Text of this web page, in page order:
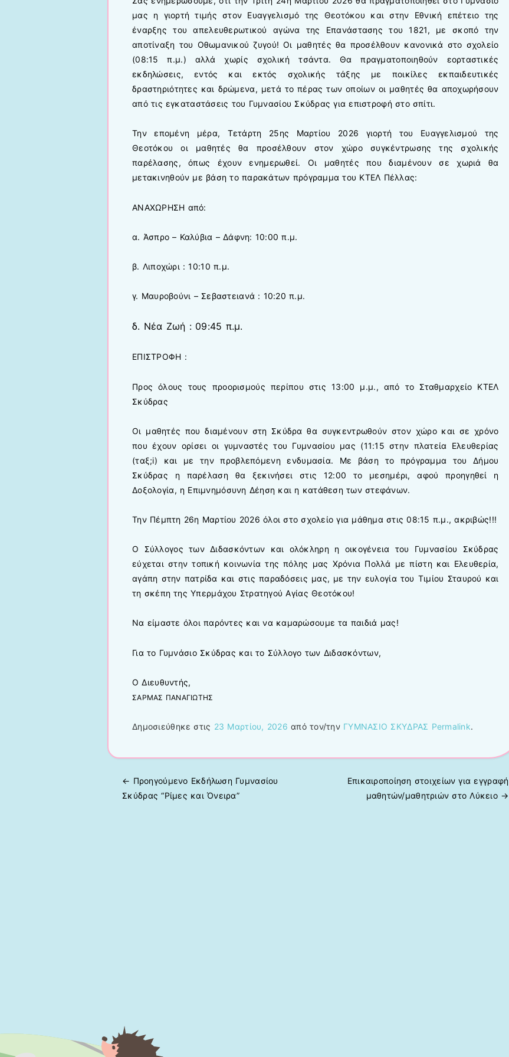
μας η γιορτή τιμής στον Ευαγγελισμό της Θεοτόκου και στην Εθνική επέτειο της
έναρξης του απελευθερωτικού αγώνα της Επανάστασης του 1821, με σκοπό την
αποτίναξη του Οθωμανικού ζυγού! Οι μαθητές θα προσέλθουν κανονικά στο σχολείο
(08:15 π.μ.) αλλά χωρίς σχολική τσάντα. Θα πραγματοποιηθούν εορταστικές
εκδηλώσεις, εντός και εκτός σχολικής τάξης με ποικίλες εκπαιδευτικές
δραστηριότητες και δρώμενα, μετά το πέρας των οποίων οι μαθητές θα αποχωρήσουν
από τις εγκαταστάσεις του Γυμνασίου Σκύδρας για επιστροφή στο σπίτι.
Την επομένη μέρα, Τετάρτη 25ης Μαρτίου 2026 γιορτή του Ευαγγελισμού της
Θεοτόκου οι μαθητές θα προσέλθουν στον χώρο συγκέντρωσης της σχολικής
παρέλασης, όπως έχουν ενημερωθεί. Οι μαθητές που διαμένουν σε χωριά θα
μετακινηθούν με βάση το παρακάτων πρόγραμμα του ΚΤΕΛ Πέλλας:
ΑΝΑΧΩΡΗΣΗ από:
α. Άσπρο – Καλύβια – Δάφνη: 10:00 π.μ.
β. Λιποχώρι : 10:10 π.μ.
γ. Μαυροβούνι – Σεβαστειανά : 10:20 π.μ.
δ. Νέα Ζωή : 09:45 π.μ.
ΕΠΙΣΤΡΟΦΗ :
Προς όλους τους προορισμούς περίπου στις 13:00 μ.μ., από το Σταθμαρχείο ΚΤΕΛ
Σκύδρας
Οι μαθητές που διαμένουν στη Σκύδρα θα συγκεντρωθούν στον χώρο και σε χρόνο
που έχουν ορίσει οι γυμναστές του Γυμνασίου μας (11:15 στην πλατεία Ελευθερίας
(ταξ;i) και με την προβλεπόμενη ενδυμασία. Με βάση το πρόγραμμα του Δήμου
Σκύδρας η παρέλαση θα ξεκινήσει στις 12:00 το μεσημέρι, αφού προηγηθεί η
Δοξολογία, η Επιμνημόσυνη Δέηση και η κατάθεση των στεφάνων.
Την Πέμπτη 26η Μαρτίου 2026 όλοι στο σχολείο για μάθημα στις 08:15 π.μ., ακριβώς!!!
Ο Σύλλογος των Διδασκόντων και ολόκληρη η οικογένεια του Γυμνασίου Σκύδρας
εύχεται στην τοπική κοινωνία της πόλης μας Χρόνια Πολλά με πίστη και Ελευθερία,
αγάπη στην πατρίδα και στις παραδόσεις μας, με την ευλογία του Τιμίου Σταυρού και
τη σκέπη της Υπερμάχου Στρατηγού Αγίας Θεοτόκου!
Να είμαστε όλοι παρόντες και να καμαρώσουμε τα παιδιά μας!
Για το Γυμνάσιο Σκύδρας και το Σύλλογο των Διδασκόντων,
Ο Διευθυντής,
ΣΑΡΜΑΣ ΠΑΝΑΓΙΩΤΗΣ
Δημοσιεύθηκε στις 23 Μαρτίου, 2026 από τον/την ΓΥΜΝΑΣΙΟ ΣΚΥΔΡΑΣ Permalink.
Πλοήγηση άρθρων
← Προηγούμενo Eκδήλωση Γυμνασίου
Σκύδρας “Ρίμες και Όνειρα”
Επικαιροποίηση στοιχείων για εγγραφή
μαθητών/μαθητριών στο Λύκειο →